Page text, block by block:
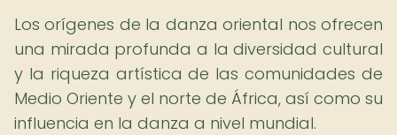
Los orígenes de la danza oriental nos ofrecen
una mirada profunda a la diversidad cultural
y la riqueza artística de las comunidades de
Medio Oriente y el norte de África, así como su
influencia en la danza a nivel mundial.